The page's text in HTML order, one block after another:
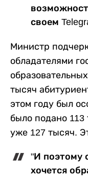
своем
Министр
обладателями
тысяч
этом году был
было подано 113
уже 127 тысяч.
"И поэтому
хочется